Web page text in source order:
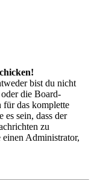
bist du nicht
die Board-
das komplette
es sein, dass der
zu
Administrator,